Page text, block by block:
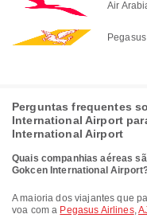
Air
Perguntas frequentes
International Airport
International Airport
Quais companhias aéreas
Gokcen International
A maioria dos viajantes que parte de Sabiha Gokcen International Airport
voa com a Pegasus Airlines,